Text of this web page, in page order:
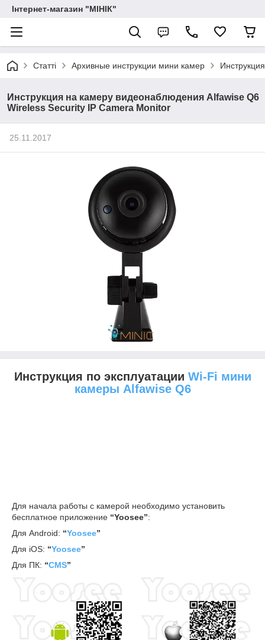
Інтернет-магазин "МІНІК"
Статті Архивные инструкции мини камер
Инструкция на камеру видеонаблюдения Alfawise Q6
Wireless Security IP Camera Monitor
25.11.2017
Инструкция по эксплуатации Wi-Fi мини
камеры Alfawise Q6
Для начала работы с камерой необходимо установить
бесплатное приложение “Yoosee”:
Для Android: “Yoosee”
Для iOS: “Yoosee”
Для ПК: “CMS”